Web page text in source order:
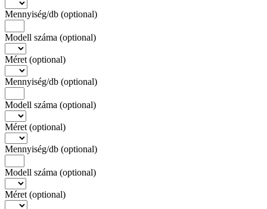
Mennyiség/db (optional)
Modell száma (optional)
Méret (optional)
Mennyiség/db (optional)
Modell száma (optional)
Méret (optional)
Mennyiség/db (optional)
Modell száma (optional)
Méret (optional)